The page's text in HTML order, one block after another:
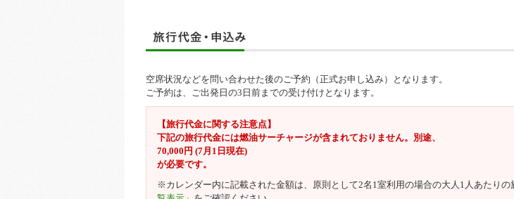
空席状況などを問い合わせた後のご予約（正式お申し込み）となります。
ご予約は、ご出発日の3日前までの受け付けとなります。
【旅行代金に関する注意点】
下記の旅行代金には燃油サーチャージが含まれておりません。別途、
70,000円 (7月1日現在)
が必要です。
※カレンダー内に記載された金額は、原則として2名1室利用の場合の大人1人あたり